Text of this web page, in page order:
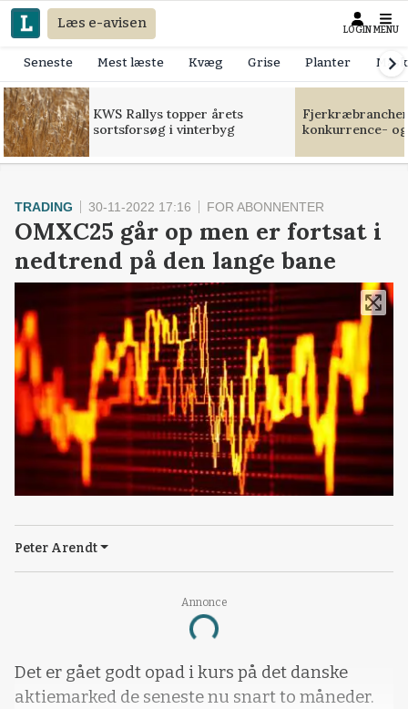
Læs e-avisen LOGIN MENU
Seneste Mest læste Kvæg Grise Planter
KWS Rallys topper årets
sortsforsøg i vinterbyg
konkurrence-
Annonce
Loading...
TRADING 30-11-2022 17:16 FOR ABONNENTER
OMXC25 går op men er fortsat i
nedtrend på den lange bane
Peter Arendt
Det er gået godt opad i kurs på det danske
aktiemarked de seneste nu snart to måneder.